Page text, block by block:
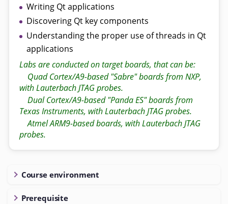
Writing Qt applications
Discovering Qt key components
Understanding the proper use of threads in Qt
applications
Labs are conducted on target boards, that can be:
Quad Cortex/A9-based "Sabre" boards from NXP,
with Lauterbach JTAG probes.
Dual Cortex/A9-based "Panda ES" boards from
Texas Instruments, with Lauterbach JTAG probes.
Atmel ARM9-based boards, with Lauterbach JTAG
probes.
Course environment
Prerequisite